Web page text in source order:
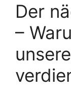
Der
–